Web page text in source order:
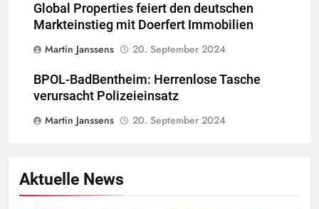
Global Properties feiert den deutschen
Markteinstieg mit Doerfert Immobilien
Martin Janssens
20. September 2024
BPOL-BadBentheim: Herrenlose Tasche
verursacht Polizeieinsatz
Martin Janssens
20. September 2024
Aktuelle News